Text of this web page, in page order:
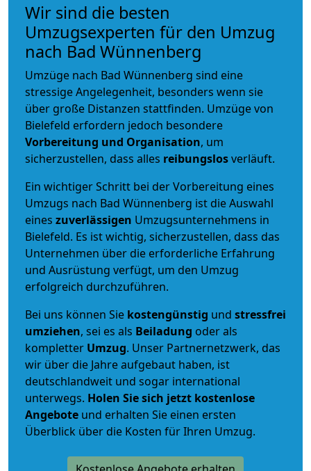
Wir sind die besten
Umzugsexperten für den Umzug
nach Bad Wünnenberg
Umzüge nach Bad Wünnenberg sind eine
stressige Angelegenheit, besonders wenn sie
über große Distanzen stattfinden. Umzüge von
Bielefeld erfordern jedoch besondere
Vorbereitung und Organisation, um
sicherzustellen, dass alles reibungslosverläuft.
Ein wichtiger Schritt bei der Vorbereitung eines
Umzugs nach Bad Wünnenberg ist die Auswahl
eines zuverlässigen Umzugsunternehmens in
Bielefeld. Es ist wichtig, sicherzustellen, dass das
Unternehmen über die erforderliche Erfahrung
und Ausrüstung verfügt, um den Umzug
erfolgreich durchzuführen.
Bei uns können Sie kostengünstig und stressfrei
umziehen, sei es als Beiladung oder als
kompletter Umzug. Unser Partnernetzwerk, das
wir über die Jahre aufgebaut haben, ist
deutschlandweit und sogar international
unterwegs. Holen Sie sich jetzt kostenlose
Angebote und erhalten Sie einen ersten
Überblick über die Kosten für Ihren Umzug.